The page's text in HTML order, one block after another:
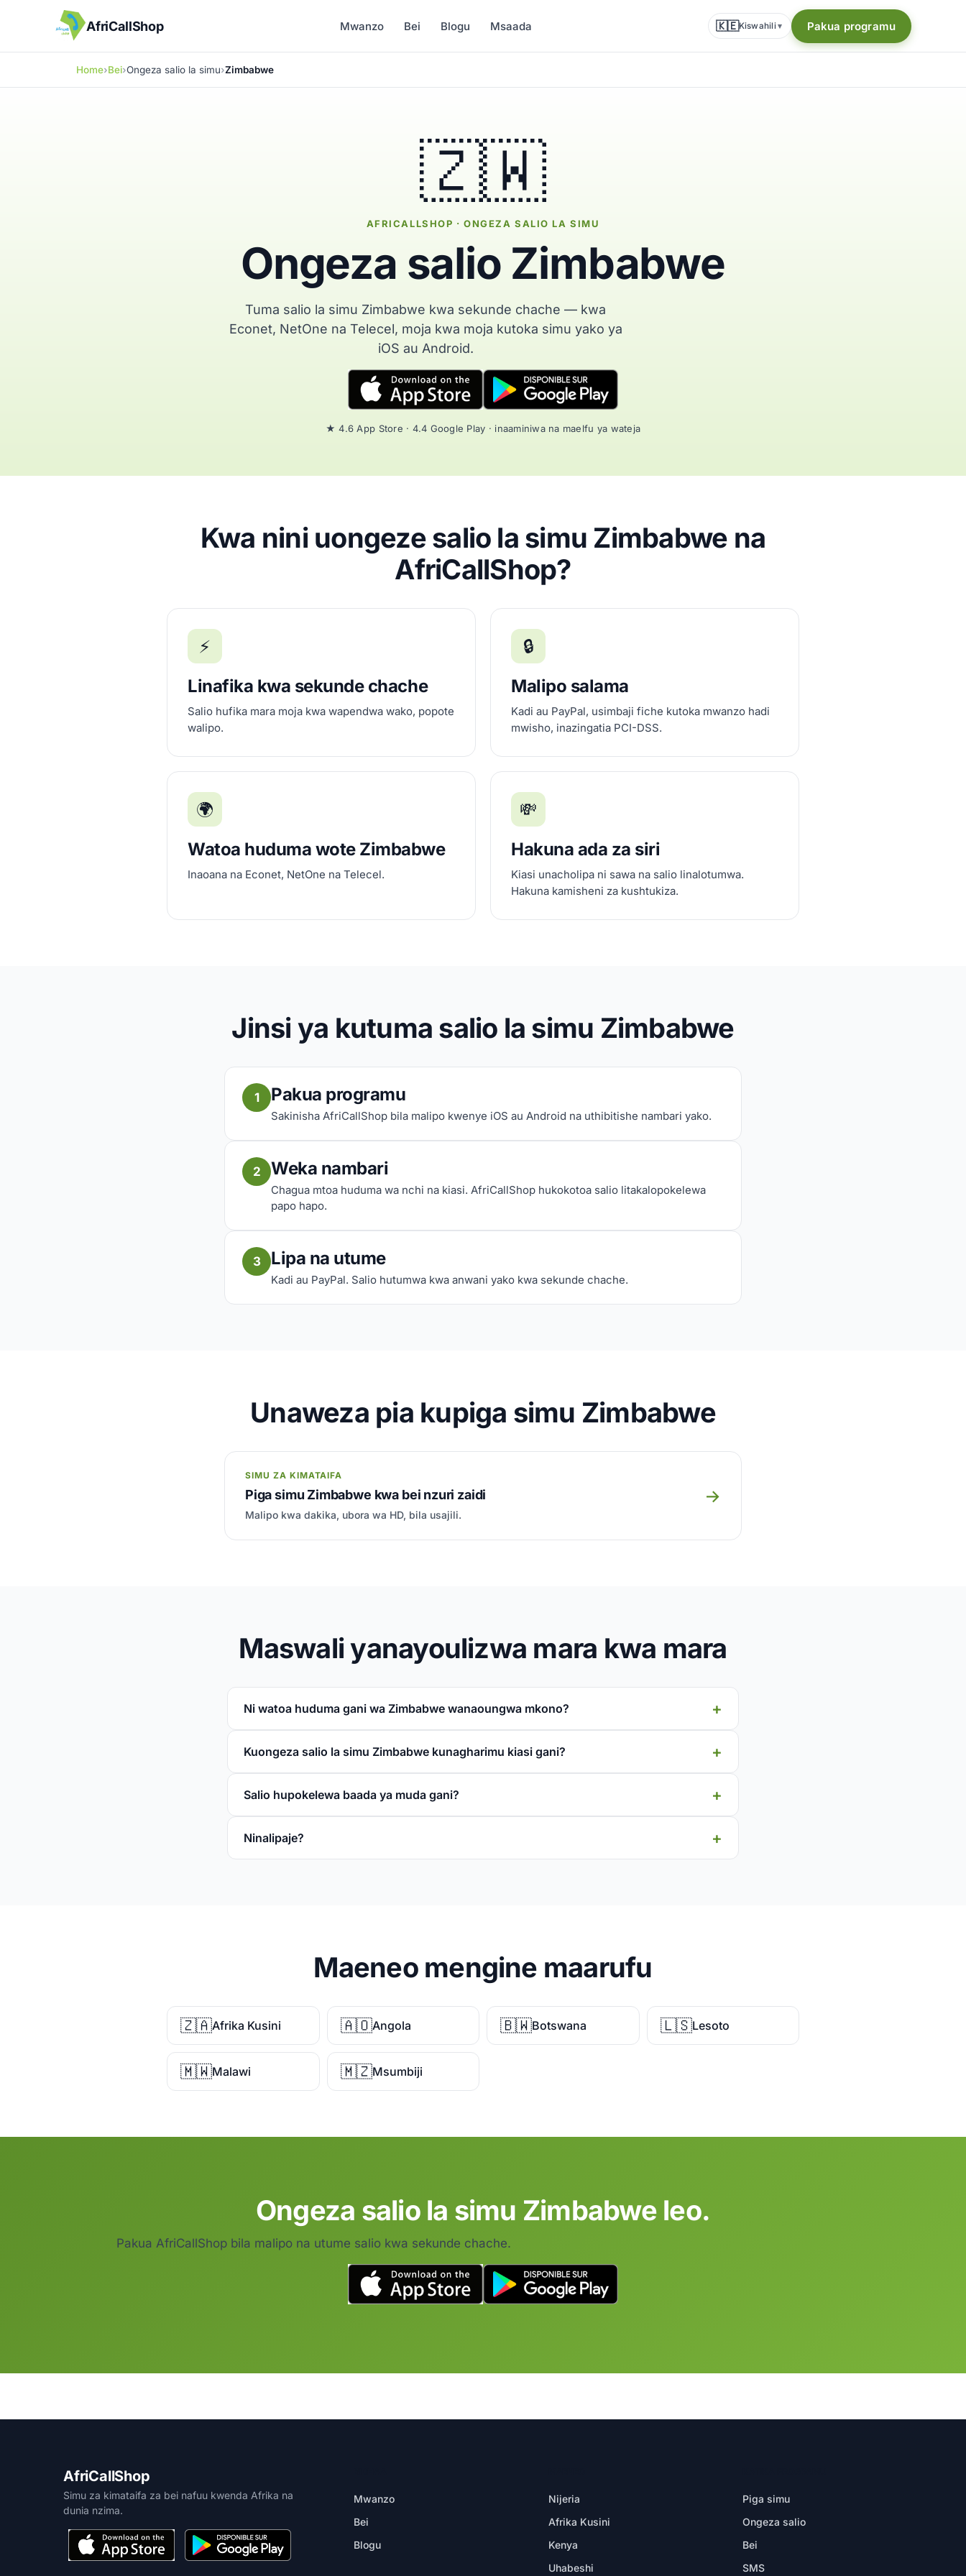
AfriCallShop Mwanzo Bei Blogu Msaada 🇰🇪Kiswahili ▾ Pakua programu
Home Bei Ongeza salio la simu Zimbabwe
🇿🇼
AFRICALLSHOP · ONGEZA SALIO LA SIMU
Ongeza salio Zimbabwe
Tuma salio la simu Zimbabwe kwa sekunde chache — kwa
Econet, NetOne na Telecel, moja kwa moja kutoka simu yako ya
iOS au Android.
★ 4.6 App Store · 4.4 Google Play · inaaminiwa na maelfu ya wateja
Kwa nini uongeze salio la simu Zimbabwe na
AfriCallShop?
⚡
Linafika kwa sekunde chache
Salio hufika mara moja kwa wapendwa wako, popote
walipo.
🔒
Malipo salama
Kadi au PayPal, usimbaji fiche kutoka mwanzo hadi
mwisho, inazingatia PCI-DSS.
🌍
Watoa huduma wote Zimbabwe
Inaoana na Econet, NetOne na Telecel.
💸
Hakuna ada za siri
Kiasi unacholipa ni sawa na salio linalotumwa.
Hakuna kamisheni za kushtukiza.
Jinsi ya kutuma salio la simu Zimbabwe
1 Pakua programu
Sakinisha AfriCallShop bila malipo kwenye iOS au Android na uthibitishe nambari yako.
2 Weka nambari
Chagua mtoa huduma wa nchi na kiasi. AfriCallShop hukokotoa salio litakalopokelewa
papo hapo.
3 Lipa na utume
Kadi au PayPal. Salio hutumwa kwa anwani yako kwa sekunde chache.
Unaweza pia kupiga simu Zimbabwe
SIMU ZA KIMATAIFA
Piga simu Zimbabwe kwa bei nzuri zaidi
Malipo kwa dakika, ubora wa HD, bila usajili.
→
Maswali yanayoulizwa mara kwa mara
Ni watoa huduma gani wa Zimbabwe wanaoungwa mkono?
Kuongeza salio la simu Zimbabwe kunagharimu kiasi gani?
Salio hupokelewa baada ya muda gani?
Ninalipaje?
Maeneo mengine maarufu
🇿🇦Afrika Kusini 🇦🇴Angola 🇧🇼Botswana 🇱🇸Lesoto
🇲🇼Malawi 🇲🇿Msumbiji
Ongeza salio la simu Zimbabwe leo.
Pakua AfriCallShop bila malipo na utume salio kwa sekunde chache.
AfriCallShop
Simu za kimataifa za bei nafuu kwenda Afrika na
dunia nzima.
Mwanzo
Bei
Blogu
Nijeria
Afrika Kusini
Kenya
Uhabeshi
Piga simu
Ongeza salio
Bei
SMS